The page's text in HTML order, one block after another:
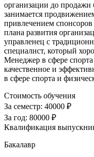
организации до
занимается
привлечением спонсоров
плана развития
управленец с
специалист, который
Менеджер в сфере
качественное и
в сфере спорта и
Стоимость обучения
За семестр: 40000 ₽
За год: 80000 ₽
Квалификация
Бакалавр